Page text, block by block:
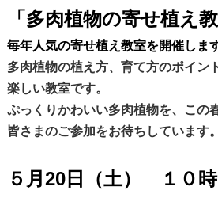
「多肉植物の寄せ植え教
毎年人気の寄せ植え教室を開催します
多肉植物の植え方、育て方のポイン
楽しい教室です。
ぷっくりかわいい多肉植物を、この
皆さまのご参加をお待ちしています。
５月20日（土） １０